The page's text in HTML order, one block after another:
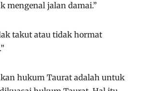
mengenal jalan damai.”
takut atau tidak hormat
hukum Taurat adalah untuk